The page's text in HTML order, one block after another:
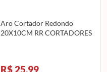
Aro Cortador Redondo
20X10CM RR CORTADORES
R$ 25,99